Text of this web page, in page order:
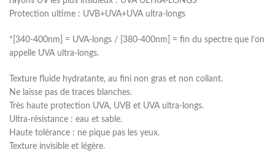
Protection ultime : UVB+UVA+UVA ultra-longs
*[340-400nm] = UVA-longs / [380-400nm] = fin du spectre que l’on
appelle UVA ultra-longs.
Texture fluide hydratante, au fini non gras et non collant.
Ne laisse pas de traces blanches.
Très haute protection UVA, UVB et UVA ultra-longs.
Ultra-résistance : eau et sable.
Haute tolérance : ne pique pas les yeux.
Texture invisible et légère.